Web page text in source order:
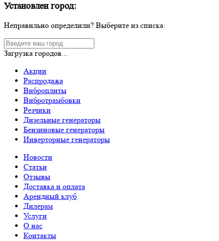
Установлен город:
Неправильно определили? Выберите из списка:
Загрузка городов...
Акции
Распродажа
Виброплиты
Вибротрамбовки
Резчики
Дизельные генераторы
Бензиновые генераторы
Инверторные генераторы
Новости
Статьи
Отзывы
Доставка и оплата
Арендный клуб
Дилерам
Услуги
О нас
Контакты